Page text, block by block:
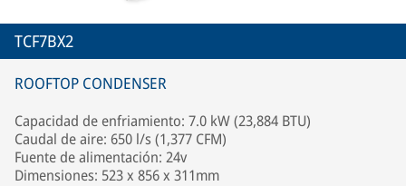
TCF7BX2
ROOFTOP CONDENSER
Capacidad de enfriamiento: 7.0 kW (23,884 BTU)
Caudal de aire: 650 l/s (1,377 CFM)
Fuente de alimentación: 24v
Dimensiones: 523 x 856 x 311mm